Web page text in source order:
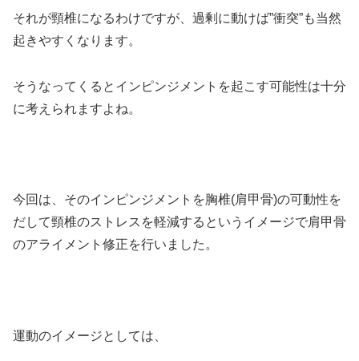
それが頸椎になるわけですが、過剰に動けば”衝突”も当然
起きやすくなります。
そうなってくるとインピンジメントを起こす可能性は十分
に考えられますよね。
今回は、そのインピンジメントを胸椎(肩甲骨)の可動性を
だして頸椎のストレスを軽減するというイメージで肩甲骨
のアライメント修正を行いました。
運動のイメージとしては、